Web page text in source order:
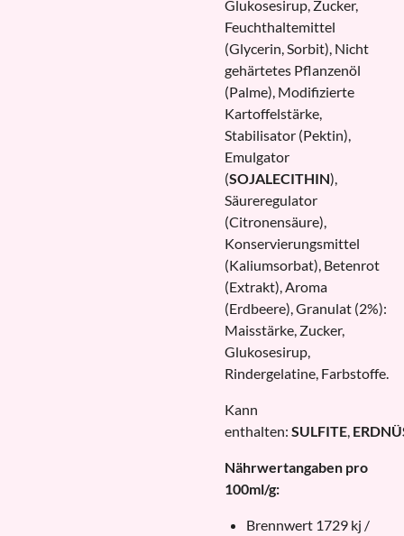
Glukosesirup, Zucker,
Feuchthaltemittel
(Glycerin, Sorbit), Nicht
gehärtetes Pflanzenöl
(Palme), Modifizierte
Kartoffelstärke,
Stabilisator (Pektin),
Emulgator
(SOJALECITHIN),
Säureregulator
(Citronensäure),
Konservierungsmittel
(Kaliumsorbat), Betenrot
(Extrakt), Aroma
(Erdbeere), Granulat (2%):
Maisstärke, Zucker,
Glukosesirup,
Rindergelatine, Farbstoffe.
Kann
enthalten: SULFITE,
Nährwertangaben pro
100ml/g:
Brennwert 1729 kj /